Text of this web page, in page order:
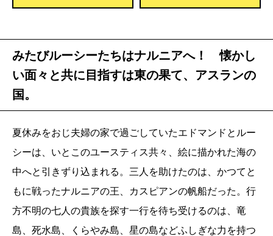
みたびルーシーたちはナルニアへ！ 懐かし
い面々と共に目指すは東の果て、アスランの
国。
夏休みをおじ夫婦の家で過ごしていたエドマンドとルー
シーは、いとこのユースティス共々、絵に描かれた海の
中へと引きずり込まれる。三人を助けたのは、かつてと
もに戦ったナルニアの王、カスピアンの帆船だった。行
方不明の七人の貴族を探す一行を待ち受けるのは、竜
島、死水島、くらやみ島、星の島などふしぎな力を持つ